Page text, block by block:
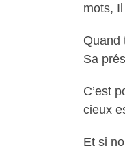
mots,
Quand
Sa
C’est
cieux
Et si